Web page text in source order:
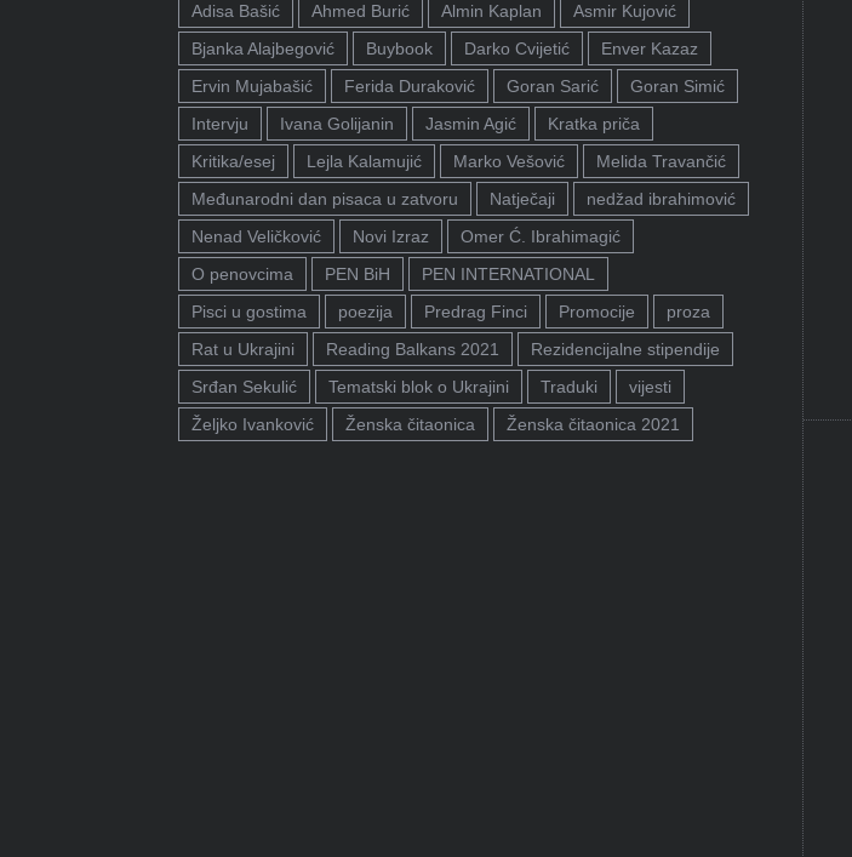
Adisa Bašić
Ahmed Burić Almin Kaplan
Asmir Kujović
Bjanka Alajbegović
Buybook Darko Cvijetić
Enver Kazaz
Ervin Mujabašić
Ferida Duraković Goran Sarić
Goran Simić
Intervju
Ivana Golijanin Jasmin Agić
Kratka priča
Kritika/esej
Lejla Kalamujić Marko Vešović
Melida Travančić
Međunarodni dan pisaca u zatvoru
Natječaji
nedžad ibrahimović
Nenad Veličković
Novi Izraz
Omer Ć. Ibrahimagić
O penovcima
PEN BiH
PEN INTERNATIONAL
Pisci u gostima
poezija Predrag Finci Promocije
proza
Rat u Ukrajini
Reading Balkans 2021
Rezidencijalne stipendije
Srđan Sekulić
Tematski blok o Ukrajini Traduki
vijesti
Željko Ivanković
Ženska čitaonica Ženska čitaonica 2021